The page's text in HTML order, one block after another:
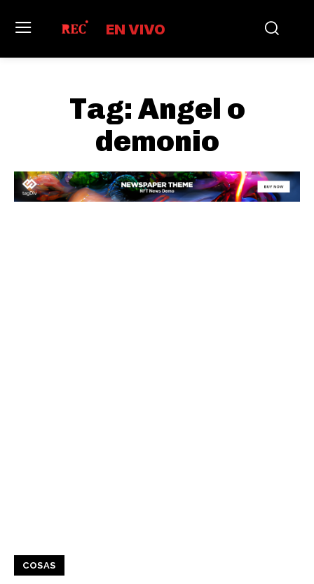
EN VIVO
Tag: Angel o
demonio
COSAS